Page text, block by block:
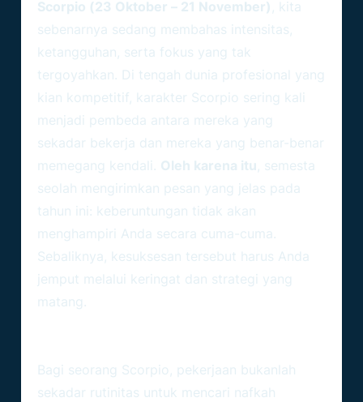
Scorpio (23 Oktober – 21 November) , kita
sebenarnya sedang membahas intensitas,
ketangguhan, serta fokus yang tak
tergoyahkan. Di tengah dunia profesional yang
kian kompetitif, karakter Scorpio sering kali
menjadi pembeda antara mereka yang
sekadar bekerja dan mereka yang benar-benar
memegang kendali. Oleh karena itu, semesta
seolah mengirimkan pesan yang jelas pada
tahun ini: keberuntungan tidak akan
menghampiri Anda secara cuma-cuma.
Sebaliknya, kesuksesan tersebut harus Anda
jemput melalui keringat dan strategi yang
matang.
Bagi seorang Scorpio, pekerjaan bukanlah
sekadar rutinitas untuk mencari nafkah